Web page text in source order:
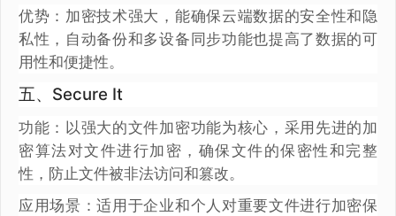
优势：加密技术强大，能确保云端数据的安全性和隐
私性，自动备份和多设备同步功能也提高了数据的可
用性和便捷性。
五、Secure It
功能：以强大的文件加密功能为核心，采用先进的加
密算法对文件进行加密，确保文件的保密性和完整
性，防止文件被非法访问和篡改。
应用场景：适用于企业和个人对重要文件进行加密保